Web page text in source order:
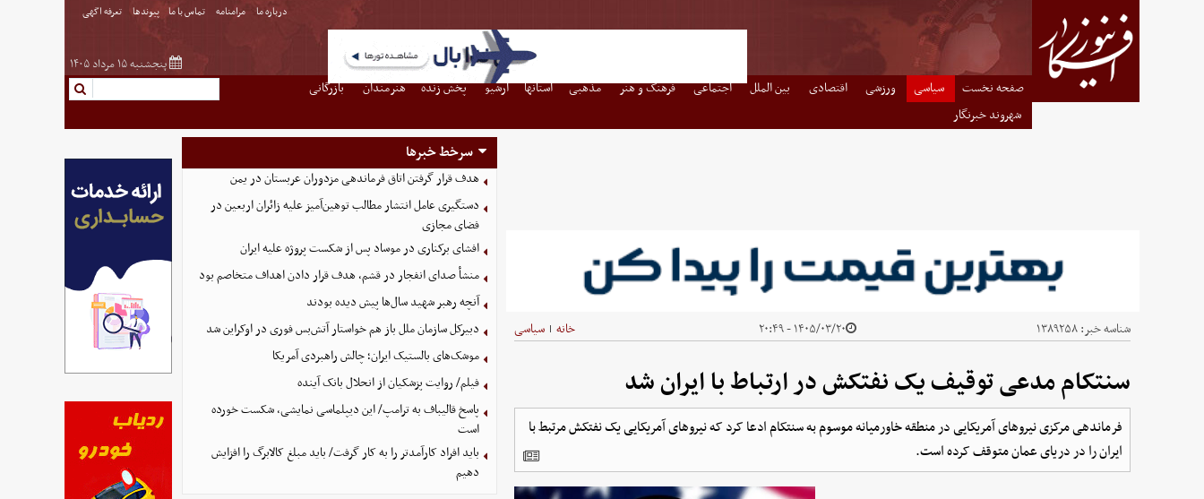
درباره ما مرامنامه تماس با ما پیوندها تعرفه اگهی
پنجشنبه ۱۵ مرداد ۱۴۰۵
صفحه نخست سیاسی ورزشی اقتصادی بین الملل اجتماعی فرهنگ و هنر مذهبی استانها آرشیو پخش زنده هنرمندان
بازرگانی
شهروند خبرنگار
شناسه خبر:۱۳۸۹۲۵۸ ۱۴۰۵/۰۳/۲۰ - ۲۰:۴۹ خانه | سیاسی
سنتکام مدعی توقیف یک نفتکش در ارتباط با ایران شد
فرماندهی مرکزی نیروهای آمریکایی در منطقه خاورمیانه موسوم به سنتکام ادعا کرد که نیروهای آمریکایی یک نفتکش مرتبط با
ایران را در دریای عمان متوقف کرده است.
سرخط خبرها
هدف قرار گرفتن اتاق‌ فرماندهی مزدوران عربستان در یمن
دستگیری عامل انتشار مطالب توهین‌آمیز علیه زائران اربعین در
فضای مجازی
افشای برکناری در موساد پس از شکست پروژه علیه ایران
منشأ صدای انفجار در قشم، هدف قرار دادن اهداف متخاصم بود
آنچه رهبر شهید سال‌ها پیش دیده بودند
دبیرکل سازمان ملل باز هم خواستار آتش‌بس فوری در اوکراین شد
موشک‌های بالستیک ایران؛ چالش راهبردی آمریکا
فیلم/ روایت پزشکیان از انحلال بانک آینده
پاسخ قالیباف به ترامپ/ این دیپلماسی نمایشی، شکست خورده
است
باید افراد کارآمدتر را به کار گرفت/ باید مبلغ کالابرگ را افزایش
دهیم